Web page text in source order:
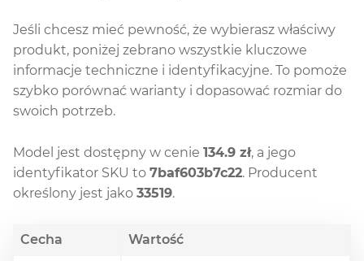
Jeśli chcesz mieć pewność, że wybierasz właściwy
produkt, poniżej zebrano wszystkie kluczowe
informacje techniczne i identyfikacyjne. To pomoże
szybko porównać warianty i dopasować rozmiar do
swoich potrzeb.
Model jest dostępny w cenie 134.9 zł, a jego
identyfikator SKU to 7baf603b7c22. Producent
określony jest jako 33519.
Cecha Wartość